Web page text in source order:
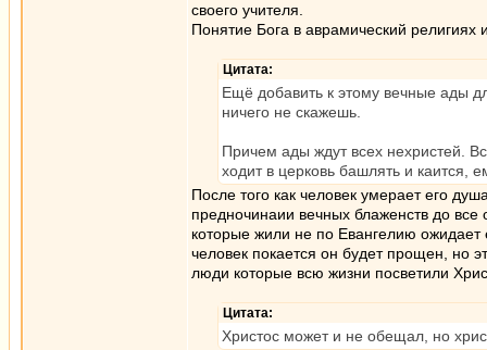
своего учителя.
Понятие Бога в аврамический
Цитата:
Ещё добавить к этому вечные ады
ничего не скажешь.
Причем ады ждут всех нехристей.
ходит в церковь башлять и каится,
После того как человек умерает его
предночинаии вечных блаженств до
которые жили не по Евангелию
человек покается он будет прощен, но
люди которые всю жизни посветили
Цитата:
Христос может и не обещал, но